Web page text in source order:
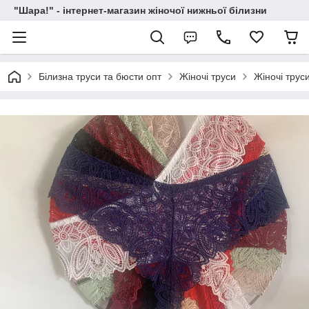
"Шара!" - інтернет-магазин жіночої нижньої білизни
Білизна труси та бюсти опт Жіночі труси Жіночі труси